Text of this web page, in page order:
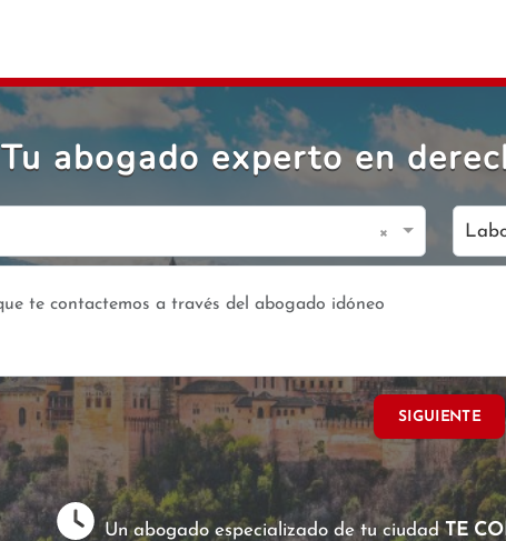
Tu abogado experto en
×
SIGUIENTE
Un abogado especializado de tu ciudadTE